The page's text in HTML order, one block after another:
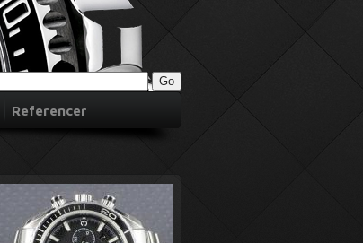
Referencer